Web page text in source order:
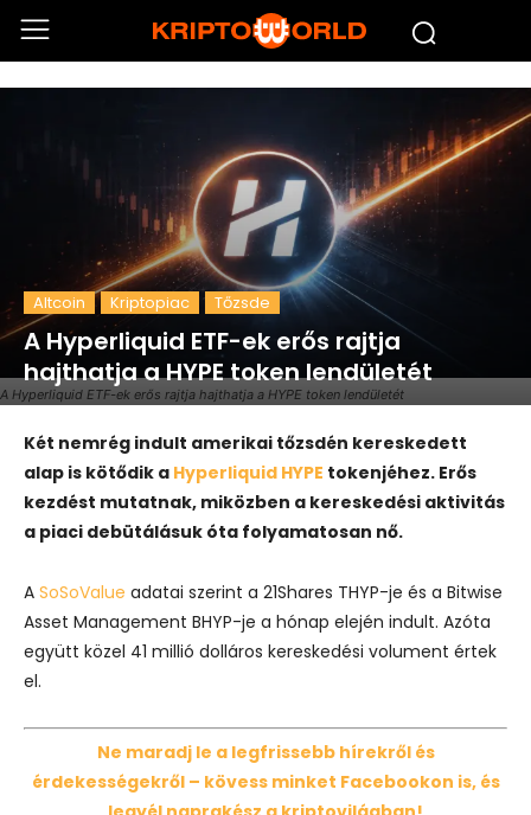
A Hyperliquid ETF-ek erős rajtja hajthatja a HYPE token lendületét
Altcoin Kriptopiac Tőzsde
A Hyperliquid ETF-ek erős rajtja
hajthatja a HYPE token lendületét
Két nemrég indult amerikai tőzsdén kereskedett
alap is kötődik a Hyperliquid HYPE tokenjéhez. Erős
kezdést mutatnak, miközben a kereskedési aktivitás
a piaci debütálásuk óta folyamatosan nő.
A SoSoValue adatai szerint a 21Shares THYP-je és a Bitwise
Asset Management BHYP-je a hónap elején indult. Azóta
együtt közel 41 millió dolláros kereskedési volument értek
el.
Ne maradj le a legfrissebb hírekről és
érdekességekről – kövess minket Facebookon is, és